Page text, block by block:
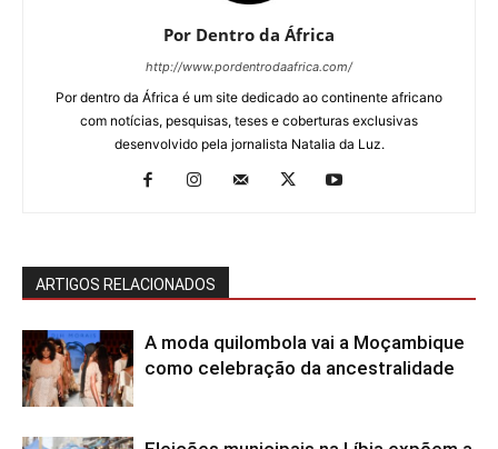
Por Dentro da África
http://www.pordentrodaafrica.com/
Por dentro da África é um site dedicado ao continente africano
com notícias, pesquisas, teses e coberturas exclusivas
desenvolvido pela jornalista Natalia da Luz.
ARTIGOS RELACIONADOS
A moda quilombola vai a Moçambique
como celebração da ancestralidade